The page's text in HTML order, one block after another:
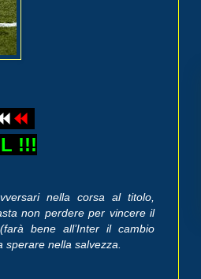
⏪
!!!
nella corsa al titolo,
non perdere per vincere il
bene all’Inter il cambio
nella salvezza.